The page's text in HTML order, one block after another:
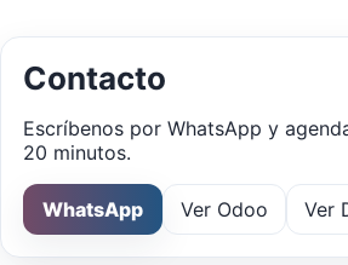
Contacto
Escríbenos por WhatsApp y
20 minutos.
WhatsApp Ver Odoo Ver